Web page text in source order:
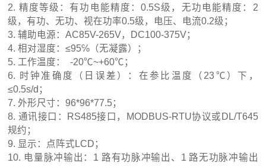
2. 精度等级：有功电能精度：0.5S级，无功电能精度：2
级，有功、无功、视在功率0.5级，电压、电流0.2级；
3. 辅助电源：AC85V-265V，DC100-375V；
4. 相对湿度：≤95℅（无凝露）；
5. 工作温度： -20℃~+60℃；
6. 时钟准确度（日误差）：在参比温度（23℃）下，
≤0.5s/d；
7. 外形尺寸：96*96*77.5；
8. 通讯接口：RS485接口，MODBUS-RTU协议或DL/T645
规约；
9. 显示：点阵式LCD；
10. 电量脉冲输出：1 路有功脉冲输出、1 路无功脉冲输出